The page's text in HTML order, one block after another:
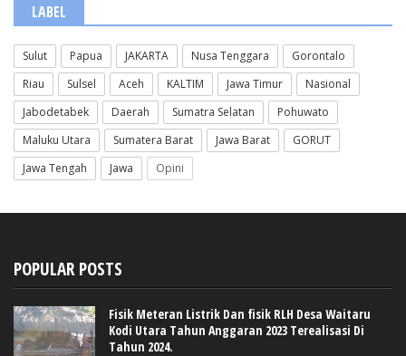
LABEL
Sulut Papua JAKARTA Nusa Tenggara
Gorontalo
Riau
Sulsel Aceh KALTIM Jawa Timur
Nasional
Jabodetabek
Daerah Sumatra Selatan
Pohuwato
Maluku Utara
Sumatera Barat Jawa Barat
GORUT
Jawa Tengah
Jawa Opini
POPULAR POSTS
Fisik Meteran Listrik Dan fisik RLH Desa Waitaru
Kodi Utara Tahun Anggaran 2023 Terealisasi Di
Tahun 2024.